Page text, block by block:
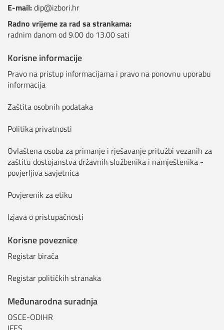
E-mail:dip@izbori.hr
Radno vrijeme za rad sa strankama:
radnim danom od 9.00 do 13.00 sati
Korisne informacije
Pravo na pristup informacijama i pravo na ponovnu uporabu
informacija
Zaštita osobnih podataka
Politika privatnosti
Ovlaštena osoba za primanje i rješavanje pritužbi vezanih za
zaštitu dostojanstva državnih službenika i namještenika -
povjerljiva savjetnica
Povjerenik za etiku
Izjava o pristupačnosti
Korisne poveznice
Registar birača
Registar političkih stranaka
Međunarodna suradnja
OSCE-ODIHR